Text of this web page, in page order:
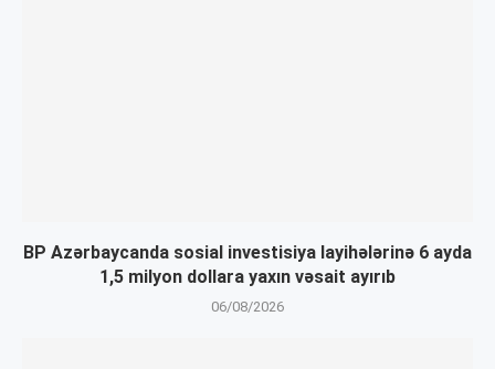
BP Azərbaycanda sosial investisiya layihələrinə 6 ayda
1,5 milyon dollara yaxın vəsait ayırıb
06/08/2026